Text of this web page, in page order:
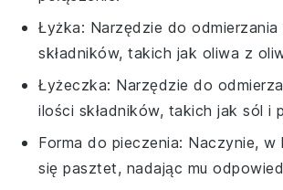
Łyżka: Narzędzie do odmierzania
składników, takich jak oliwa z
Łyżeczka: Narzędzie do
ilości składników, takich jak sól i
Forma do pieczenia: Naczynie, w
się pasztet, nadając mu